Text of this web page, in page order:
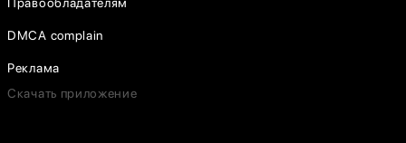
DMCA complain
Реклама
Скачать приложение